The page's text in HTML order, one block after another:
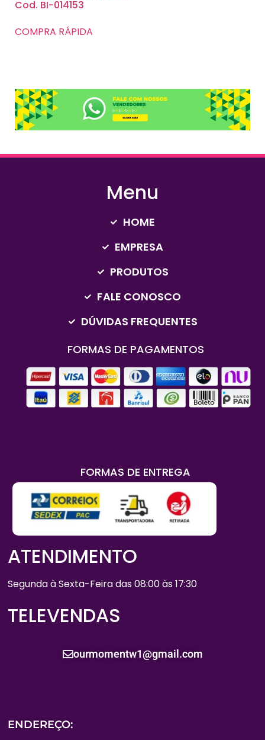
Cod. BI-014153
COMPRA RÁPIDA
Menu
HOME
EMPRESA
PRODUTOS
FALE CONOSCO
DÚVIDAS FREQUENTES
FORMAS DE PAGAMENTOS
FORMAS DE ENTREGA
ATENDIMENTO
Segunda à Sexta-Feira das 08:00 às 17:30
TELEVENDAS
ourmomentw1@gmail.com
ENDEREÇO: